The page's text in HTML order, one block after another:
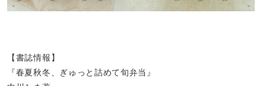
【書誌情報】
『春夏秋冬、ぎゅっと詰めて旬弁当』